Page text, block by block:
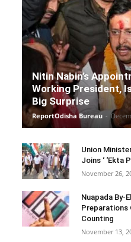
Nitin Nabin’s
Working President,
Big Surprise
ReportOdisha Bureau -
Union
Joins ‘ ‘Ekta
November 26,
Nuapada By-
Preparations
Counting
November 13,